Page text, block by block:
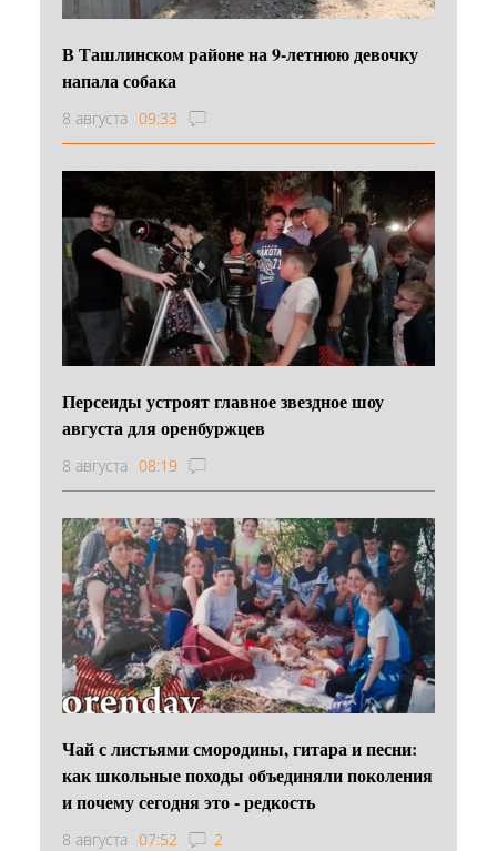
В Ташлинском районе на 9-летнюю девочку
напала собака
8 августа 09:33
Персеиды устроят главное звездное шоу
августа для оренбуржцев
8 августа 08:19
Чай с листьями смородины, гитара и песни:
как школьные походы объединяли поколения
и почему сегодня это - редкость
8 августа 07:52 2